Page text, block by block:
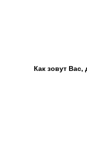
Как зовут Вас,